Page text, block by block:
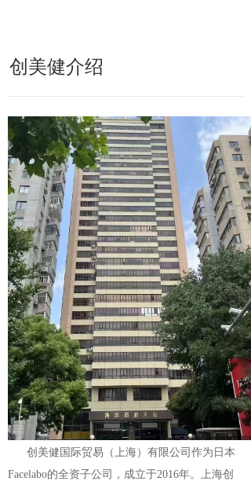
创美健介绍
创美健国际贸易（上海）有限公司作为日本
Facelabo的全资子公司，成立于2016年。上海创